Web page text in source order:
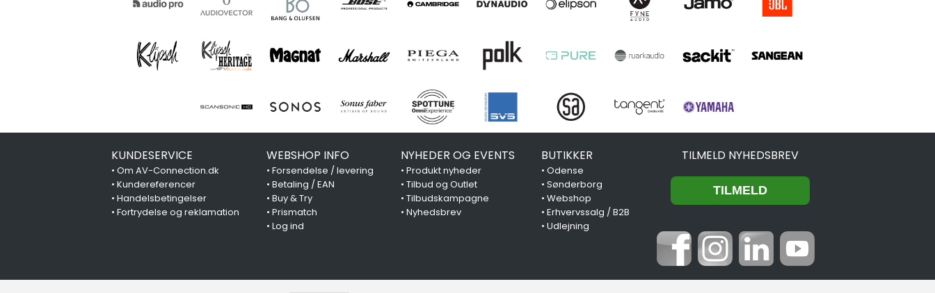
KUNDESERVICE
• Om AV-Connection.dk
• Kundereferencer
• Handelsbetingelser
• Fortrydelse og reklamation
WEBSHOP INFO
• Forsendelse / levering
• Betaling / EAN
• Buy & Try
• Prismatch
• Log ind
NYHEDER OG EVENTS
• Produkt nyheder
• Tilbud og Outlet
• Tilbudskampagne
• Nyhedsbrev
BUTIKKER
•Odense
•Sønderborg
•Webshop
•Erhvervssalg / B2B
•Udlejning
TILMELD NYHEDSBREV